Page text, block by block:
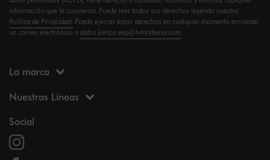
información que le concierna. Puede leer todos sus derechos leyendo nuestra
Política de Privacidad. Puede ejercer estos derechos en cualquier momento enviando
un correo electrónico adatos.kenzo.esp@lvmhiberia.com
La marca
Nuestras Líneas
Social